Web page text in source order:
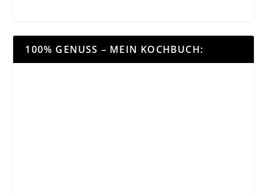
100% GENUSS – MEIN KOCHBUCH: